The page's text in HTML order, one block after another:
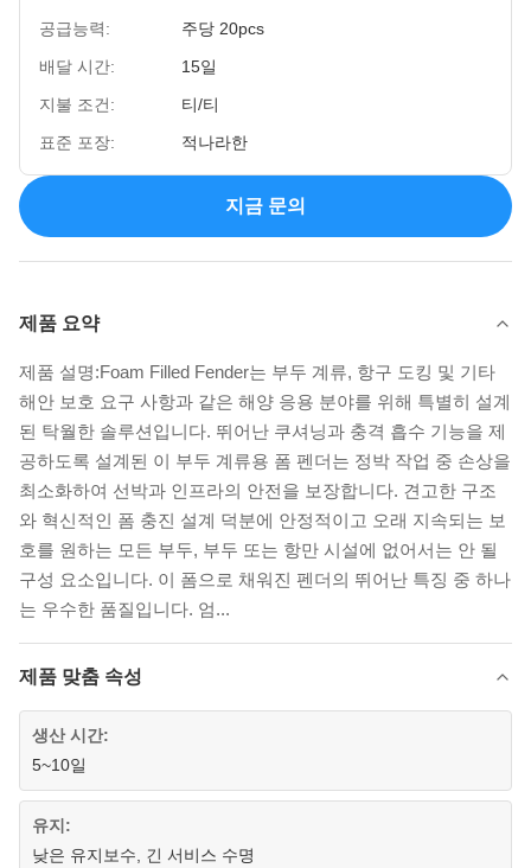
공급능력:
주당 20pcs
배달 시간:
15일
지불 조건:
티/티
표준 포장:
적나라한
지금 문의
제품 요약
제품 설명:Foam Filled Fender는 부두 계류, 항구 도킹 및 기타
해안 보호 요구 사항과 같은 해양 응용 분야를 위해 특별히 설계
된 탁월한 솔루션입니다. 뛰어난 쿠셔닝과 충격 흡수 기능을 제
공하도록 설계된 이 부두 계류용 폼 펜더는 정박 작업 중 손상을
최소화하여 선박과 인프라의 안전을 보장합니다. 견고한 구조
와 혁신적인 폼 충진 설계 덕분에 안정적이고 오래 지속되는 보
호를 원하는 모든 부두, 부두 또는 항만 시설에 없어서는 안 될
구성 요소입니다. 이 폼으로 채워진 펜더의 뛰어난 특징 중 하나
는 우수한 품질입니다. 엄...
제품 맞춤 속성
생산 시간:
5~10일
유지:
낮은 유지보수, 긴 서비스 수명